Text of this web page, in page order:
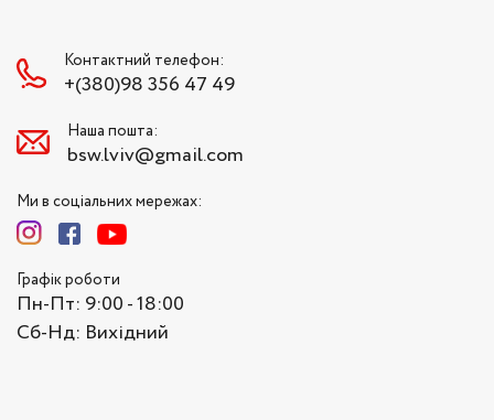
Контактний телефон:
+(380)98 356 47 49
Наша пошта:
bsw.lviv@gmail.com
Ми в соціальних мережах:
Графік роботи
Пн-Пт: 9:00 - 18:00
Сб-Нд: Вихідний